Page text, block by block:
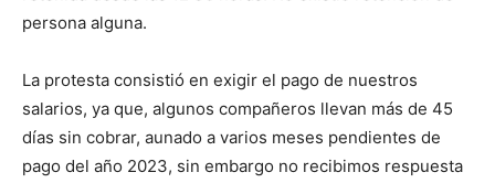
persona alguna.
La protesta consistió en exigir el pago de nuestros
salarios, ya que, algunos compañeros llevan más de 45
días sin cobrar, aunado a varios meses pendientes de
pago del año 2023, sin embargo no recibimos respuesta